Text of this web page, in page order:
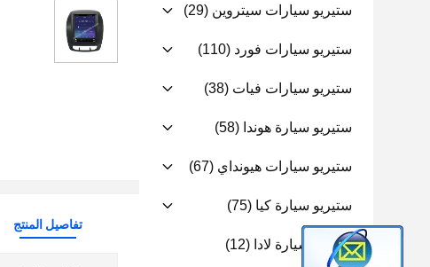
ستيريو سيارات سيتروين (29)
ستيريو سيارات فورد (110)
ستيريو سيارات فيات (38)
ستيريو سيارة هوندا (58)
ستيريو سيارات هيونداي (67)
ستيريو سيارة كيا (75)
ستيريو سيارة لادا (12)
تفاصيل المنتج